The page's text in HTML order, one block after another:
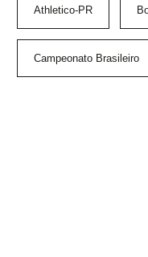
Athletico-PR
Campeonato Brasileiro